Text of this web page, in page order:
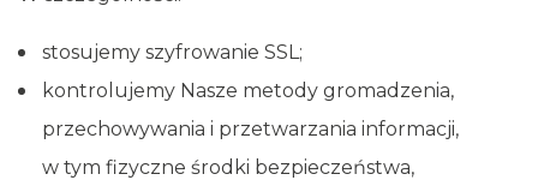
stosujemy szyfrowanie SSL;
kontrolujemy Nasze metody gromadzenia,
przechowywania i przetwarzania informacji,
w tym fizyczne środki bezpieczeństwa,